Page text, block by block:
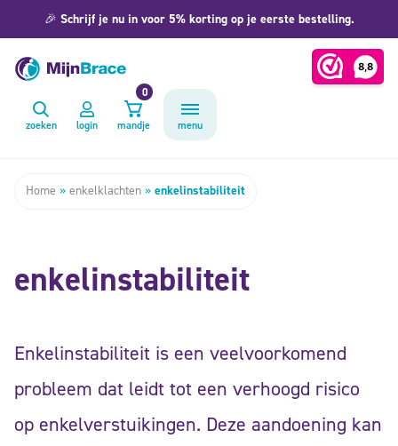
🎉 Schrijf je nu in voor 5% korting op je eerste bestelling.
zoeken login mandje
0
menu
Home » enkelklachten » enkelinstabiliteit
enkelinstabiliteit
Enkelinstabiliteit is een veelvoorkomend
probleem dat leidt tot een verhoogd risico
op enkelverstuikingen. Deze aandoening kan